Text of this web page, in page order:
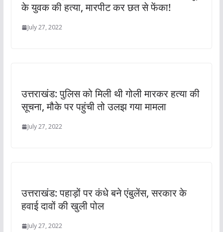
के युवक की हत्या, मारपीट कर छत से फेंका!
July 27, 2022
उत्तराखंड: पुलिस को मिली थी गोली मारकर हत्या की
सूचना, मौके पर पहुंची तो उलझ गया मामला
July 27, 2022
उत्तराखंड: पहाड़ों पर कंधे बने एंबुलेंस, सरकार के
हवाई दावों की खुली पोल
July 27, 2022